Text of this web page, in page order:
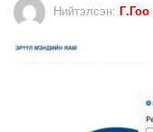
Нийтэлсэн: Г.Гоо